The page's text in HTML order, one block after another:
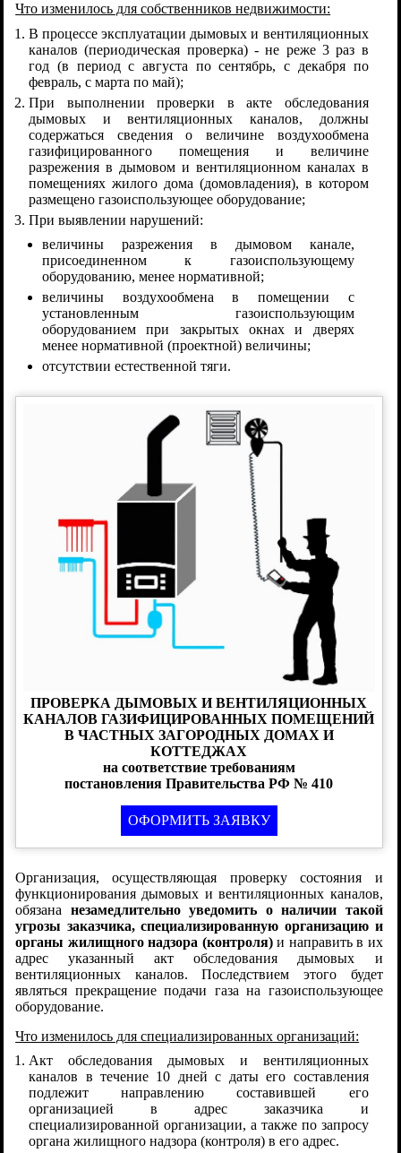
Что изменилось для собственников недвижимости:
В процессе эксплуатации дымовых и вентиляционных
каналов (периодическая проверка) - не реже 3 раз в
год (в период с августа по сентябрь, с декабря по
февраль, с марта по май);
При выполнении проверки в акте обследования
дымовых и вентиляционных каналов, должны
содержаться сведения о величине воздухообмена
газифицированного помещения и величине
разрежения в дымовом и вентиляционном каналах в
помещениях жилого дома (домовладения), в котором
размещено газоиспользующее оборудование;
При выявлении нарушений:
величины разрежения в дымовом канале,
присоединенном к газоиспользующему
оборудованию, менее нормативной;
величины воздухообмена в помещении с
установленным газоиспользующим
оборудованием при закрытых окнах и дверях
менее нормативной (проектной) величины;
отсутствии естественной тяги.
ПРОВЕРКА ДЫМОВЫХ И ВЕНТИЛЯЦИОННЫХ
КАНАЛОВ ГАЗИФИЦИРОВАННЫХ ПОМЕЩЕНИЙ
В ЧАСТНЫХ ЗАГОРОДНЫХ ДОМАХ И
КОТТЕДЖАХ
на соответствие требованиям
постановления Правительства РФ № 410
ОФОРМИТЬ ЗАЯВКУ
Организация, осуществляющая проверку состояния и
функционирования дымовых и вентиляционных каналов,
обязана незамедлительно уведомить о наличии такой
угрозы заказчика, специализированную организацию и
органы жилищного надзора (контроля)и направить в их
адрес указанный акт обследования дымовых и
вентиляционных каналов. Последствием этого будет
являться прекращение подачи газа на газоиспользующее
оборудование.
Что изменилось для специализированных организаций:
Акт обследования дымовых и вентиляционных
каналов в течение 10 дней с даты его составления
подлежит направлению составившей его
организацией в адрес заказчика и
специализированной организации, а также по запросу
органа жилищного надзора (контроля) в его адрес.